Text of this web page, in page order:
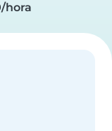
hora